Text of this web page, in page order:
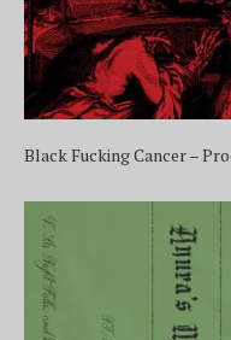
Black Fucking Cancer –